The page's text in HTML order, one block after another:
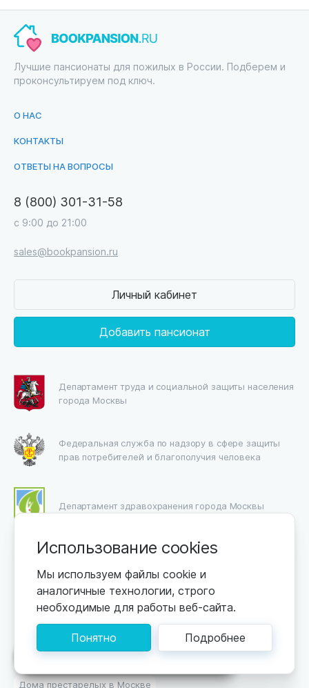
Поможем подобрать пансионат
Лучшие пансионаты для пожилых в России. Подберем и
проконсультируем под ключ.
О НАС
КОНТАКТЫ
ОТВЕТЫ НА ВОПРОСЫ
8 (800) 301-31-58
с 9:00 до 21:00
sales@bookpansion.ru
Личный кабинет
Добавить пансионат
Департамент труда и социальной защиты населения
города Москвы
Федеральная служба по надзору в сфере защиты
прав потребителей и благополучия человека
Департамент здравохранения города Москвы
Недорогие пансионаты Одноместное размещение
Размещение за пенсию
Дома престарелых в Москве
Использование cookies
Мы используем файлы cookie и
аналогичные технологии, строго
необходимые для работы веб-сайта.
Понятно Подробнее